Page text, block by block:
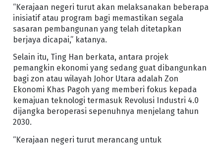
“Kerajaan negeri turut akan melaksanakan beberapa
inisiatif atau program bagi memastikan segala
sasaran pembangunan yang telah ditetapkan
berjaya dicapai,” katanya.
Selain itu, Ting Han berkata, antara projek
pemangkin ekonomi yang sedang guat dibangunkan
bagi zon atau wilayah Johor Utara adalah Zon
Ekonomi Khas Pagoh yang memberi fokus kepada
kemajuan teknologi termasuk Revolusi Industri 4.0
dijangka beroperasi sepenuhnya menjelang tahun
2030.
“Kerajaan negeri turut merancang untuk